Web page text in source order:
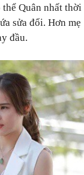
thể Quân nhất thời
sửa đổi. Hơn mẹ
đầu.